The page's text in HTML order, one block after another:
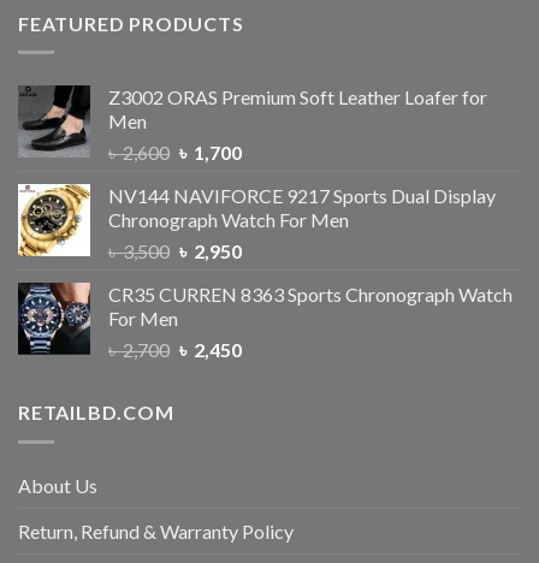
FEATURED PRODUCTS
Z3002 ORAS Premium Soft Leather Loafer for
Men
৳2,600 ৳ 1,700
NV144 NAVIFORCE 9217 Sports Dual Display
Chronograph Watch For Men
৳3,500 ৳ 2,950
CR35 CURREN 8363 Sports Chronograph Watch
For Men
৳2,700 ৳ 2,450
RETAILBD.COM
About Us
Return, Refund & Warranty Policy